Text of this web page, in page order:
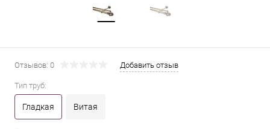
Отзывов: 0 Добавить отзыв
Тип труб:
Гладкая Витая